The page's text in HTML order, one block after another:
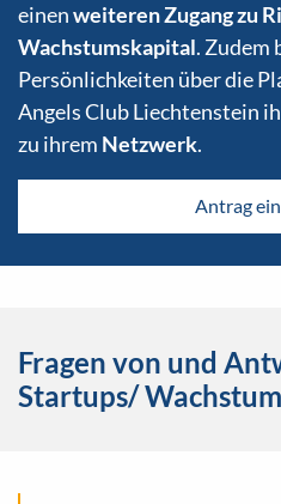
einenweiterenZugang zu
Wachstumskapital. Zudem
Persönlichkeiten über die
Angels Club Liechtenstein
zu ihrem Netzwerk.
Antrag
Fragen von und
Startups/